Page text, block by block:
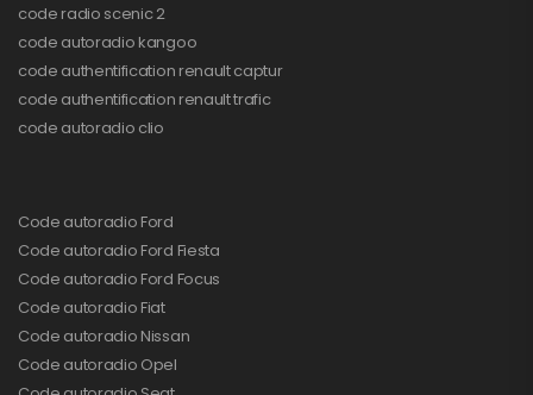
code radio scenic 2
code autoradio kangoo
code authentification renault captur
code authentification renault trafic
code autoradio clio
Code autoradio Ford
Code autoradio Ford Fiesta
Code autoradio Ford Focus
Code autoradio Fiat
Code autoradio Nissan
Code autoradio Opel